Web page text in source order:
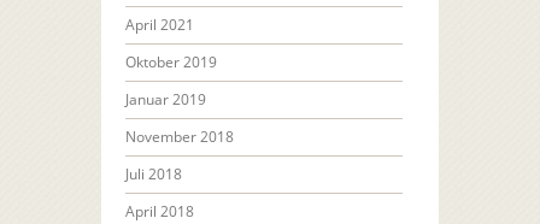
April 2021
Oktober 2019
Januar 2019
November 2018
Juli 2018
April 2018